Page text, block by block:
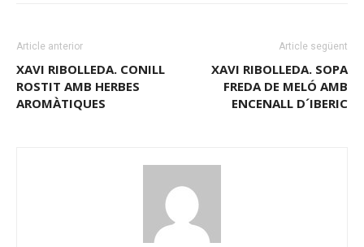
Article anterior
XAVI RIBOLLEDA. CONILL
ROSTIT AMB HERBES
AROMÀTIQUES
Article següent
XAVI RIBOLLEDA. SOPA
FREDA DE MELÓ AMB
ENCENALL D´IBERIC